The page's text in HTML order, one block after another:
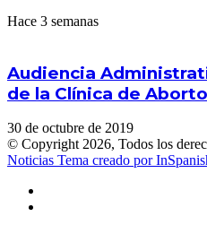
Hace 3 semanas
Audiencia
de la Clínica de
30 de octubre de 2019
© Copyright 2026, Todos los
Noticias Tema creado por